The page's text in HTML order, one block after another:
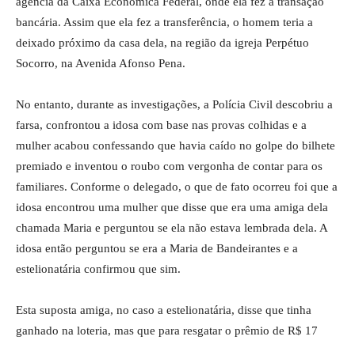
bancária. Assim que ela fez a transferência, o homem teria a
deixado próximo da casa dela, na região da igreja Perpétuo
Socorro, na Avenida Afonso Pena.
No entanto, durante as investigações, a Polícia Civil descobriu a
farsa, confrontou a idosa com base nas provas colhidas e a
mulher acabou confessando que havia caído no golpe do bilhete
premiado e inventou o roubo com vergonha de contar para os
familiares. Conforme o delegado, o que de fato ocorreu foi que a
idosa encontrou uma mulher que disse que era uma amiga dela
chamada Maria e perguntou se ela não estava lembrada dela. A
idosa então perguntou se era a Maria de Bandeirantes e a
estelionatária confirmou que sim.
Esta suposta amiga, no caso a estelionatária, disse que tinha
ganhado na loteria, mas que para resgatar o prêmio de R$ 17